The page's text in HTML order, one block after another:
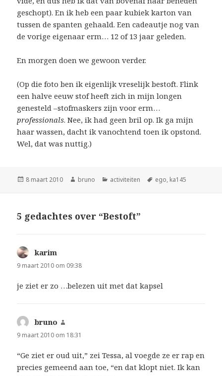
geschopt). En ik heb een paar kubiek karton van
tussen de spanten gehaald. Een cadeautje nog van
de vorige eigenaar erm… 12 of 13 jaar geleden.
En morgen doen we gewoon verder.
(Op die foto ben ik eigenlijk vreselijk bestoft. Flink
een halve eeuw stof heeft zich in mijn longen
genesteld –stofmaskers zijn voor erm…
professionals. Nee, ik had geen bril op. Ik ga mijn
haar wassen, dacht ik vanochtend toen ik opstond.
Wel, dat was nuttig.)
Geplaatst
8 maart 2010 Auteur
bruno Categorieën
activiteiten Tags
ego, ka145
5 gedachtes over “Bestoft”
karim
9 maart 2010 om 09:38
je ziet er zo …belezen uit met dat kapsel
bruno
9 maart 2010 om 18:31
“Ge ziet er oud uit,” zei Tessa, al voegde ze er rap en
precies gemeend aan toe, “en dat klopt niet. Ik kan